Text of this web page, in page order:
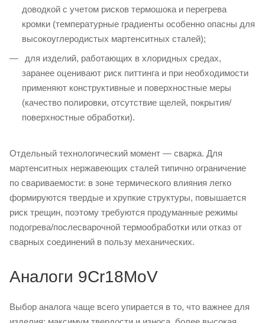
доводкой с учетом рисков термошока и перегрева
кромки (температурные градиенты особенно опасны для
высокоуглеродистых мартенситных сталей);
для изделий, работающих в хлоридных средах,
заранее оценивают риск питтинга и при необходимости
применяют конструктивные и поверхностные меры
(качество полировки, отсутствие щелей, покрытия/
поверхностные обработки).
Отдельный технологический момент — сварка. Для
мартенситных нержавеющих сталей типично ограничение
по свариваемости: в зоне термического влияния легко
формируются твердые и хрупкие структуры, повышается
риск трещин, поэтому требуются продуманные режимы
подогрева/послесварочной термообработки или отказ от
сварных соединений в пользу механических.
Аналоги 9Cr18MoV
Выбор аналога чаще всего упирается в то, что важнее для